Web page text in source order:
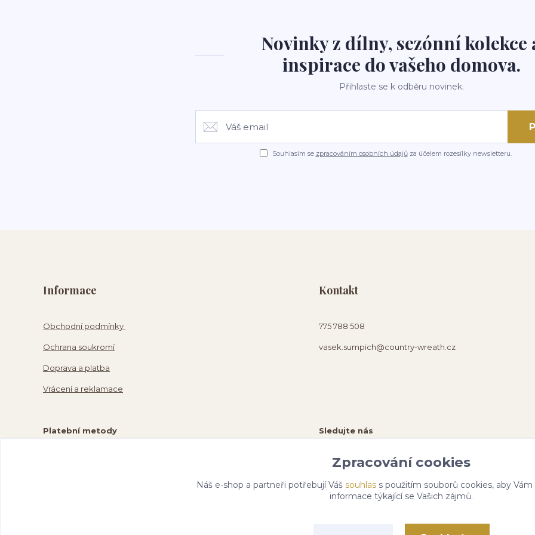
Novinky z dílny, sezónní kolekce
inspirace do vašeho domova.
Přihlaste se k odběru novinek.
Souhlasím se zpracováním osobních údajůza účelem rozesílky newsletteru.
Informace
Obchodní podmínky
Ochrana soukromí
Doprava a platba
Vrácení a reklamace
Platební metody
Kontakt
775 788 508
vasek.sumpich@country-wreath.cz
Sledujte nás
Zpracování cookies
Náš e-shop a partneři potřebují Váš souhlass použitím souborů cookies, aby
informace týkající se Vašich zájmů.